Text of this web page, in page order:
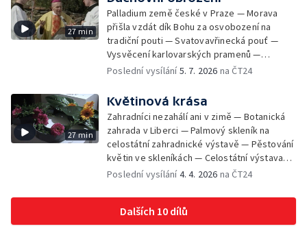
novou odbavovací halu — Značkování
netopýrů v Herlíkovických štolách — Úprava
pražské parkové, sadové a sídlištní zeleně
— Testy na Železničním zkušebním okruhu
Cerhenice — Dubnový sníh na Šumavě
komplikuje práci silničářům — Přísaha
nových příslušníků Pohraniční stráže —
Výcvik jednotek Lidových milicí — Schůzka
prezidenta a premiéra o rozhovor nejen o
nadcházejících volbách — Generální tajemník
NATO v Praze a proces přijetí ČR — Povodeň
na Olomoucku — Povodeň na Mělnicku a
Litoměřicku — Umění do světa roznesly
27 min
Palladium země české v Praze — Morava
přišla vzdát dík Bohu za osvobození na
tradiční pouti — Svatovavřinecká pouť —
Vysvěcení karlovarských pramenů —
Vzpomínka poutníků na Elišku Přemyslovnu
33. pražský arcibiskup
Poslední vysílání5. 7. 2026 na ČT24
27 min
Květinová krása
Zahradníci nezahálí ani v zimě — Botanická
zahrada v Liberci — Palmový skleník na
celostátní zahradnické výstavě — Pěstování
květin ve skleníkách — Celostátní výstava
okrasného zahradnictví v Olomouci —
zemědělské školy — Pěstování konvalinek
— Celostátní výstava okrasného
zahradnictví v Olomouci — Prodejní
Poslední vysílání4. 4. 2026 na ČT24
Dalších 10 dílů